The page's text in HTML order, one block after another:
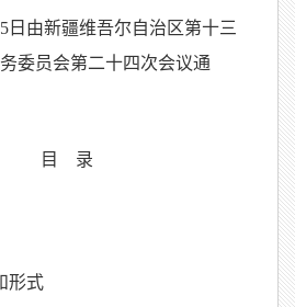
日由新疆维吾尔自治区第十三
委员会第二十四次会议通
目 录
形式